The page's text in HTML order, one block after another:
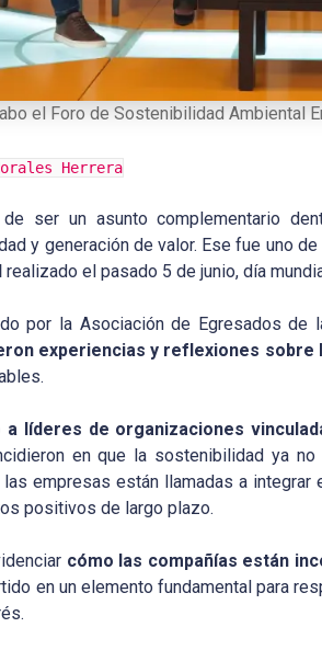
el Foro de Sostenibilidad Ambiental
Herrera
ser un asunto complementario
y generación de valor. Ese fue uno
realizado el pasado 5 de junio, día
por la Asociación de Egresados de
experiencias y reflexiones sobre
líderes de organizaciones
en que la sostenibilidad ya
las empresas están llamadas a
positivos de largo plazo.
cómo las compañías están
en un elemento fundamental para